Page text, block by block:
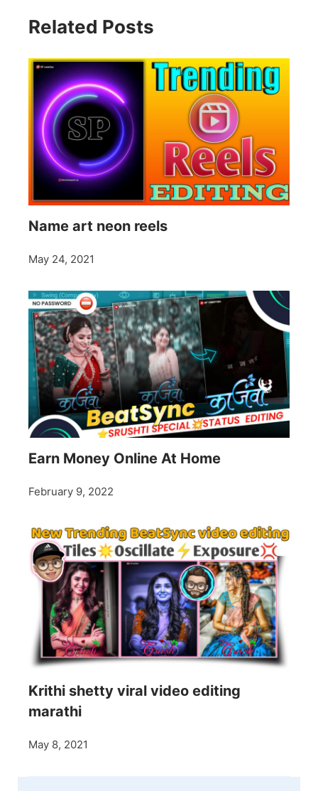
Related Posts
Name art neon reels
May 24, 2021
Earn Money Online At Home
February 9, 2022
Krithi shetty viral video editing
marathi
May 8, 2021